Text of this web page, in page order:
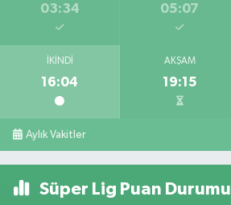
03:34 05:07
İKINDI
16:04
AKŞAM
19:15
Aylık Vakitler
Süper Lig Puan Durumu